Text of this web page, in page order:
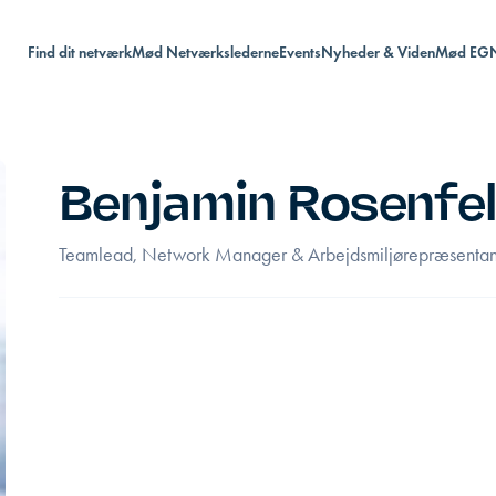
Find dit netværkMød NetværkslederneEventsNyheder & VidenMød
Benjamin
Teamlead, Network Manager &